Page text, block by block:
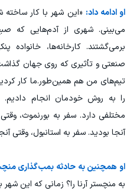
او ادامه داد: «این شهر با کار
می‌بینی. شهری از آدم‌هایی که
برمی‌گشتند. کارخانه‌ها، خانواده
صنعتی و تأثیری که روی جهان
تیم‌های من هم همین‌طور.ما کار
را به روش خودمان انجام
مختلفی دارد. سفر به بورنموث،
آنجا بودید. سفر به استانبول، وقتی
او همچنین به حادثه بمب‌گذاری
به منچستر آرنا را؟ زمانی که این